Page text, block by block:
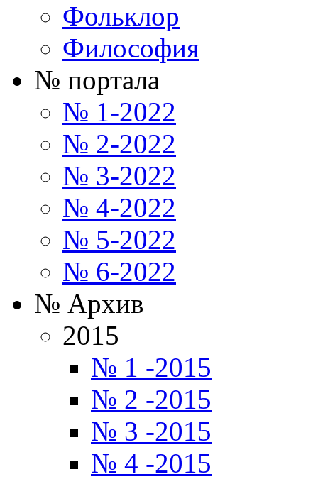
Фольклор
Философия
№ портала
№ 1-2022
№ 2-2022
№ 3-2022
№ 4-2022
№ 5-2022
№ 6-2022
№ Архив
2015
№ 1 -2015
№ 2 -2015
№ 3 -2015
№ 4 -2015